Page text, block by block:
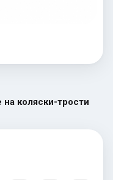
коляски-трости